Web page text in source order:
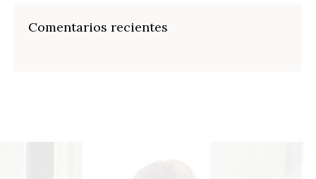
Comentarios recientes